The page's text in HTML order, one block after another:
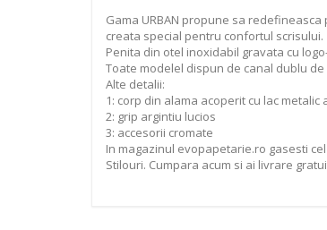
Gama URBAN propune sa
creata special pentru confortul scrisului.
Penita din otel inoxidabil gravata cu logo-
Toate modelel dispun de canal dublu
Alte detalii:
1: corp din alama acoperit cu lac metalic
2: grip argintiu lucios
3: accesorii cromate
In magazinul evopapetarie.ro gasesti
Stilouri. Cumpara acum si ai livrare